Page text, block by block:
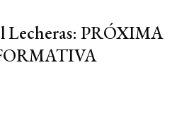
Lecheras: PRÓXIMA